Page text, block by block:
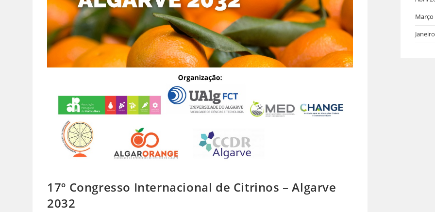
17º Congresso Internacional de Citrinos – Algarve
2032
Março